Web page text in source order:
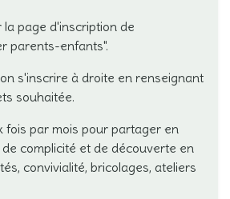
page d'inscription de
parents-enfants".
s'inscrire à droite en renseignant
souhaitée.
fois par mois pour partager en
complicité et de découverte en
convivialité, bricolages, ateliers